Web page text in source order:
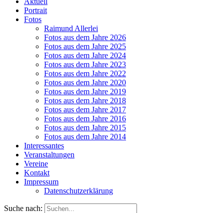
Portrait
Fotos
Raimund Allerlei
Fotos aus dem Jahre 2026
Fotos aus dem Jahre 2025
Fotos aus dem Jahre 2024
Fotos aus dem Jahre 2023
Fotos aus dem Jahre 2022
Fotos aus dem Jahre 2020
Fotos aus dem Jahre 2019
Fotos aus dem Jahre 2018
Fotos aus dem Jahre 2017
Fotos aus dem Jahre 2016
Fotos aus dem Jahre 2015
Fotos aus dem Jahre 2014
Interessantes
Veranstaltungen
Vereine
Kontakt
Impressum
Datenschutzerklärung
Suche nach: